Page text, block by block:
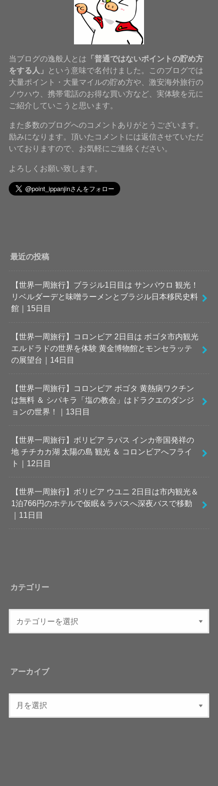
当ブログの逸般人とは 「普通ではないポイントの貯め方
をする人」
という意味で名付けました。このブログでは
大量ポイント・大量マイルの貯め方や、激安海外旅行の
ノウハウ、携帯電話のお得な買い方など、実体験を元に
ご紹介していこうと思います。
また多数のブログへのコメントありがとうございます。
励みになります。頂いたコメントには返信させていただ
いておりますので、お気軽にご連絡ください。
よろしくお願い致します。
最近の投稿
【世界一周旅行】ブラジル1日目は サンパウロ 観光！
リベルダーデと味噌ラーメンとブラジル日本移民史料
館｜15日目
【世界一周旅行】コロンビア 2日目は ボゴタ市内観光
エルドラドの世界を体験 黄金博物館とモンセラッテ
の展望台｜14日目
【世界一周旅行】コロンビア ボゴタ 黄熱病ワクチン
は無料 ＆ シパキラ「塩の教会」はドラクエのダンジ
ョンの世界！｜13日目
【世界一周旅行】ボリビア ラパス インカ帝国発祥の
地 チチカカ湖 太陽の島 観光 ＆ コロンビアへフライ
ト｜12日目
【世界一周旅行】ボリビア ウユニ 2日目は市内観光＆
1泊766円のホテルで仮眠＆ラパスへ深夜バスで移動
｜11日目
カテゴリー
アーカイブ